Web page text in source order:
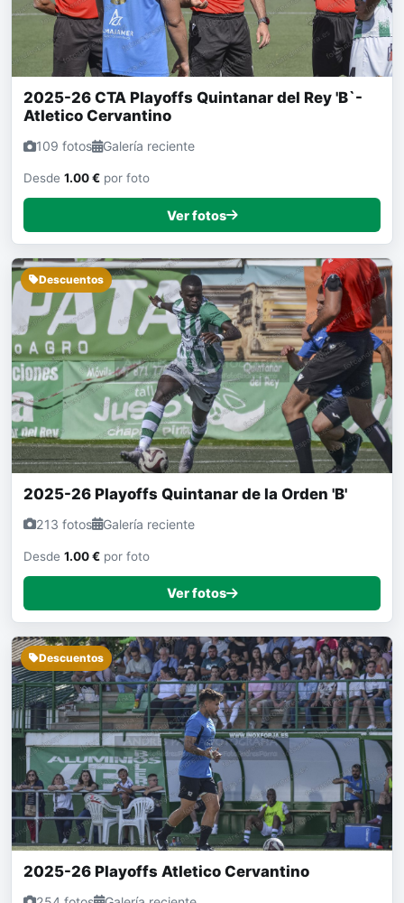
2025-26 CTA Playoffs Quintanar del Rey 'B`-
Atletico Cervantino
109 fotos Galería reciente
Desde 1.00 € por foto
Ver fotos
Descuentos
2025-26 Playoffs Quintanar de la Orden 'B'
213 fotos Galería reciente
Desde 1.00 € por foto
Ver fotos
Descuentos
2025-26 Playoffs Atletico Cervantino
254 fotos Galería reciente